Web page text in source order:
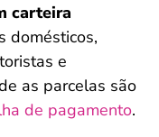
carteira
domésticos,
e
as parcelas são
de pagamento.